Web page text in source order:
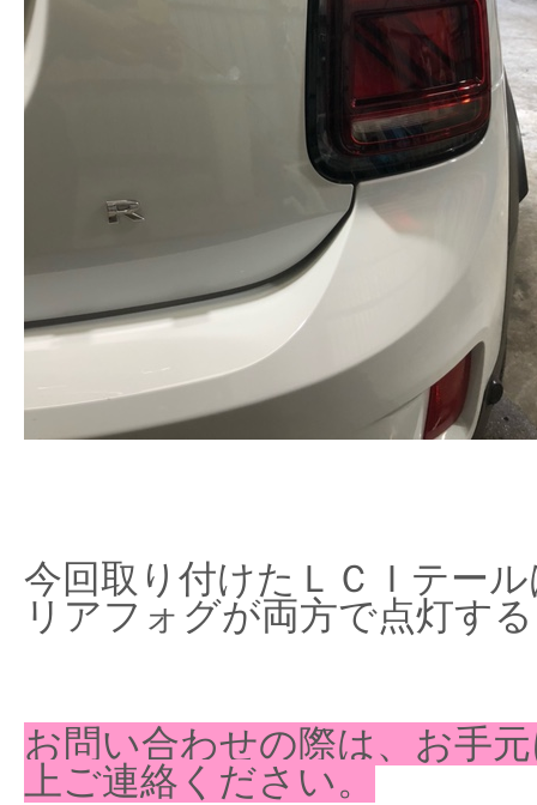
今回取り付けたＬＣＩテー
リアフォグが両方で点灯す
お問い合わせの際は、お手
上ご連絡ください。